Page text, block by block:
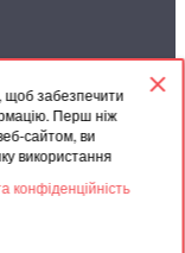
щоб забезпечити
Перш ніж
сайтом, ви
використання
конфіденційність
Контакти